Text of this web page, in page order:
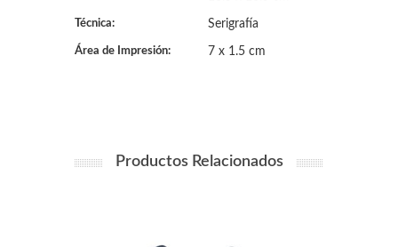
Técnica: Serigrafía
Área de Impresión: 7 x 1.5 cm
Productos Relacionados